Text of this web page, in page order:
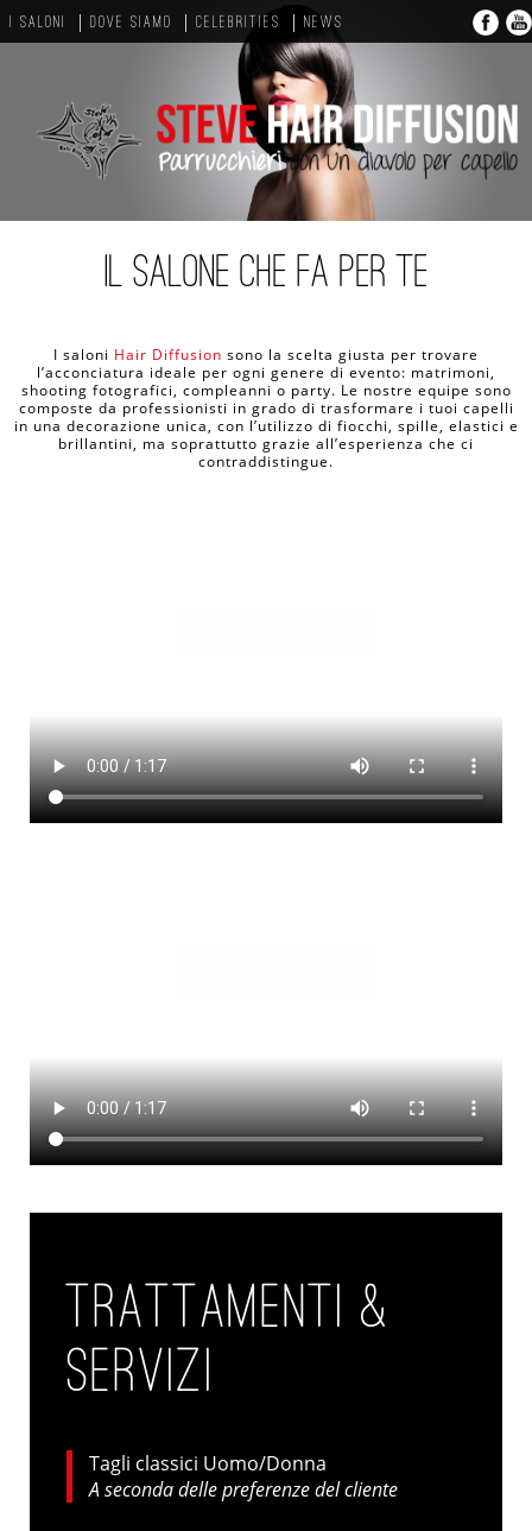
il salone che fa per te
I saloni Hair Diffusion sono la scelta giusta per trovare
l’acconciatura ideale per ogni genere di evento: matrimoni,
shooting fotografici, compleanni o party. Le nostre equipe sono
composte da professionisti in grado di trasformare i tuoi capelli
in una decorazione unica, con l’utilizzo di fiocchi, spille, elastici e
brillantini, ma soprattutto grazie all’esperienza che ci
contraddistingue.
I SALONI DOVE SIAMO CELEBRITIES NEWS
TRATTAMENTI &
SERVIZI
Tagli classici Uomo/Donna
A seconda delle preferenze del cliente